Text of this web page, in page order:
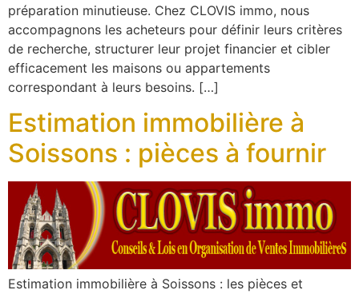
préparation minutieuse. Chez CLOVIS immo, nous
accompagnons les acheteurs pour définir leurs critères
de recherche, structurer leur projet financier et cibler
efficacement les maisons ou appartements
correspondant à leurs besoins. […]
Estimation immobilière à
Soissons : pièces à fournir
Estimation immobilière à Soissons : les pièces et